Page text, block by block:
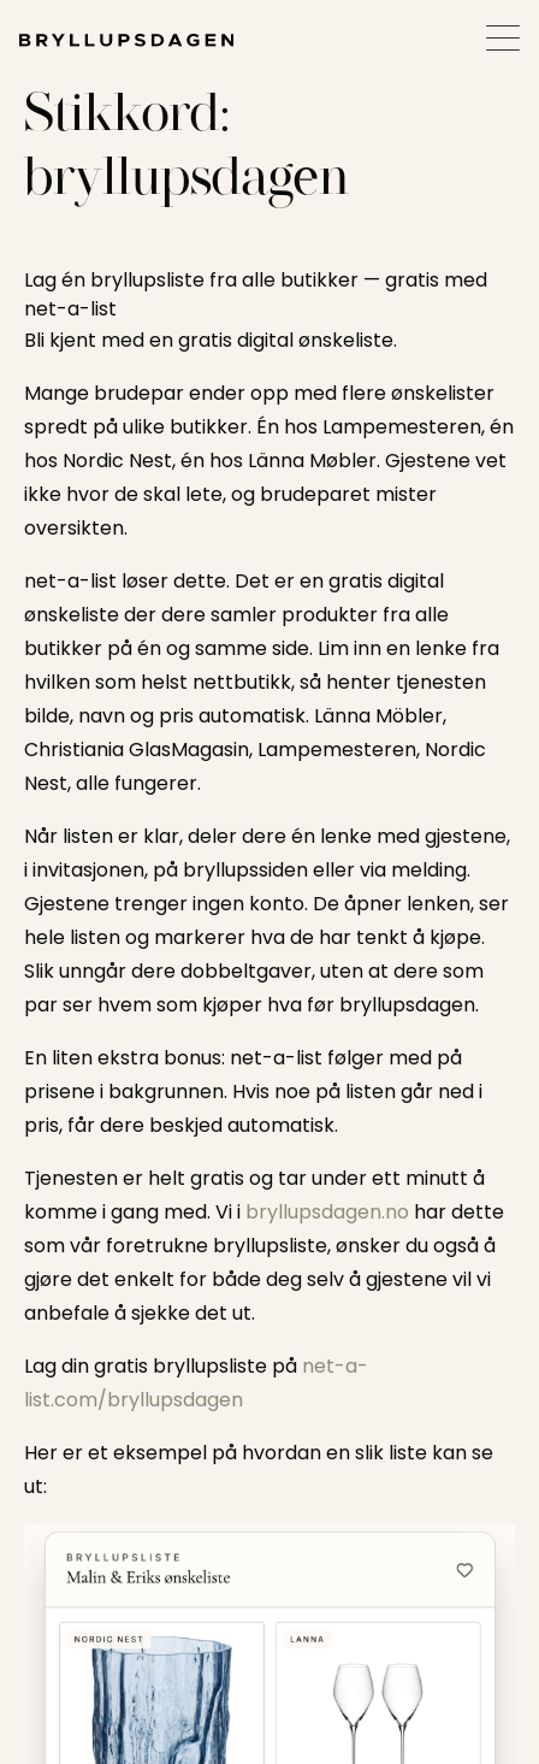
Stikkord:
bryllupsdagen
Lag én bryllupsliste fra alle butikker — gratis med
net-a-list
Bli kjent med en gratis digital ønskeliste.
Mange brudepar ender opp med flere ønskelister
spredt på ulike butikker. Én hos Lampemesteren, én
hos Nordic Nest, én hos Länna Møbler. Gjestene vet
ikke hvor de skal lete, og brudeparet mister
oversikten.
net-a-list løser dette. Det er en gratis digital
ønskeliste der dere samler produkter fra alle
butikker på én og samme side. Lim inn en lenke fra
hvilken som helst nettbutikk, så henter tjenesten
bilde, navn og pris automatisk. Länna Möbler,
Christiania GlasMagasin, Lampemesteren, Nordic
Nest, alle fungerer.
Når listen er klar, deler dere én lenke med gjestene,
i invitasjonen, på bryllupssiden eller via melding.
Gjestene trenger ingen konto. De åpner lenken, ser
hele listen og markerer hva de har tenkt å kjøpe.
Slik unngår dere dobbeltgaver, uten at dere som
par ser hvem som kjøper hva før bryllupsdagen.
En liten ekstra bonus: net-a-list følger med på
prisene i bakgrunnen. Hvis noe på listen går ned i
pris, får dere beskjed automatisk.
Tjenesten er helt gratis og tar under ett minutt å
komme i gang med. Vi i bryllupsdagen.no har dette
som vår foretrukne bryllupsliste, ønsker du også å
gjøre det enkelt for både deg selv å gjestene vil vi
anbefale å sjekke det ut.
Lag din gratis bryllupsliste på net-a-
list.com/bryllupsdagen
Her er et eksempel på hvordan en slik liste kan se
ut: